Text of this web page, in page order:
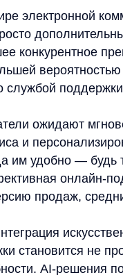
ожидают
и
удобно — будь то
онлайн-
продаж, средний
не
AI-решения
реакцию в любое
сервис каждому
клиентов, но и